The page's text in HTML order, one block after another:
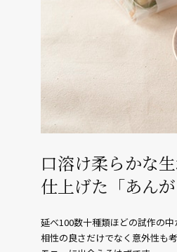
口溶け柔らかな
仕上げた「あん
延べ100数十種類ほどの試作の
相性の良さだけでなく意外性も